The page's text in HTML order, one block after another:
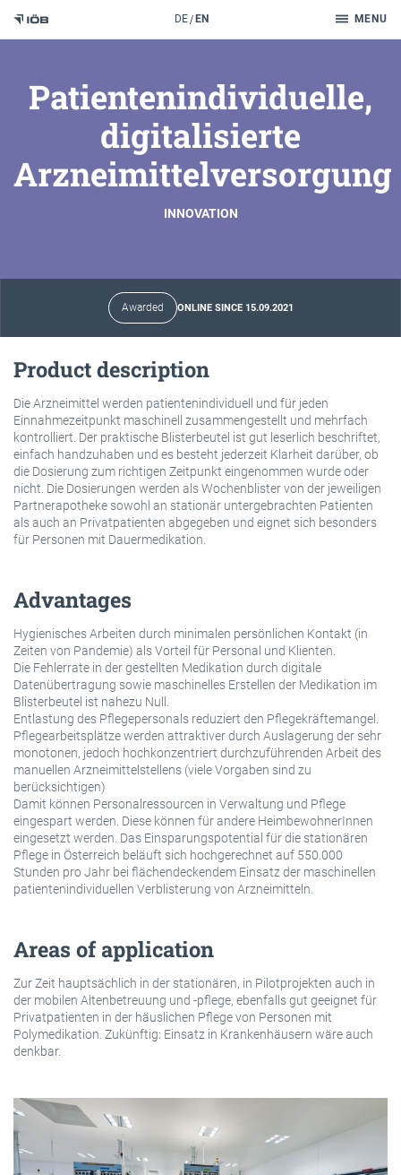
DE EN MENU
Patientenindividuelle,
digitalisierte
Arzneimittelversorgung
INNOVATION
Awarded ONLINE SINCE 15.09.2021
Product description
Die Arzneimittel werden patientenindividuell und für jeden
Einnahmezeitpunkt maschinell zusammengestellt und mehrfach
kontrolliert. Der praktische Blisterbeutel ist gut leserlich beschriftet,
einfach handzuhaben und es besteht jederzeit Klarheit darüber, ob
die Dosierung zum richtigen Zeitpunkt eingenommen wurde oder
nicht. Die Dosierungen werden als Wochenblister von der jeweiligen
Partnerapotheke sowohl an stationär untergebrachten Patienten
als auch an Privatpatienten abgegeben und eignet sich besonders
für Personen mit Dauermedikation.
Advantages
Hygienisches Arbeiten durch minimalen persönlichen Kontakt (in
Zeiten von Pandemie) als Vorteil für Personal und Klienten.
Die Fehlerrate in der gestellten Medikation durch digitale
Datenübertragung sowie maschinelles Erstellen der Medikation im
Blisterbeutel ist nahezu Null.
Entlastung des Pflegepersonals reduziert den Pflegekräftemangel.
Pflegearbeitsplätze werden attraktiver durch Auslagerung der sehr
monotonen, jedoch hochkonzentriert durchzuführenden Arbeit des
manuellen Arzneimittelstellens (viele Vorgaben sind zu
berücksichtigen)
Damit können Personalressourcen in Verwaltung und Pflege
eingespart werden. Diese können für andere HeimbewohnerInnen
eingesetzt werden. Das Einsparungspotential für die stationären
Pflege in Österreich beläuft sich hochgerechnet auf 550.000
Stunden pro Jahr bei flächendeckendem Einsatz der maschinellen
patientenindividuellen Verblisterung von Arzneimitteln.
Areas of application
Zur Zeit hauptsächlich in der stationären, in Pilotprojekten auch in
der mobilen Altenbetreuung und -pflege, ebenfalls gut geeignet für
Privatpatienten in der häuslichen Pflege von Personen mit
Polymedikation. Zukünftig: Einsatz in Krankenhäusern wäre auch
denkbar.